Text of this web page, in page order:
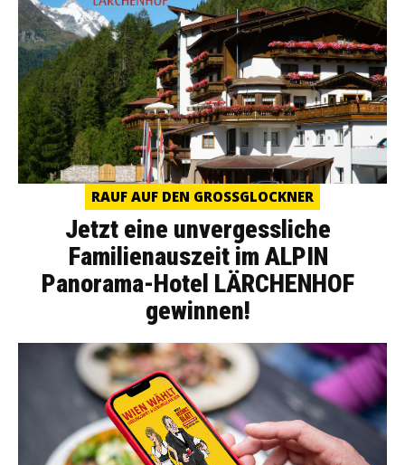
RAUF AUF DEN GROSSGLOCKNER
Jetzt eine unvergessliche
Familienauszeit im ALPIN
Panorama-Hotel LÄRCHENHOF
gewinnen!